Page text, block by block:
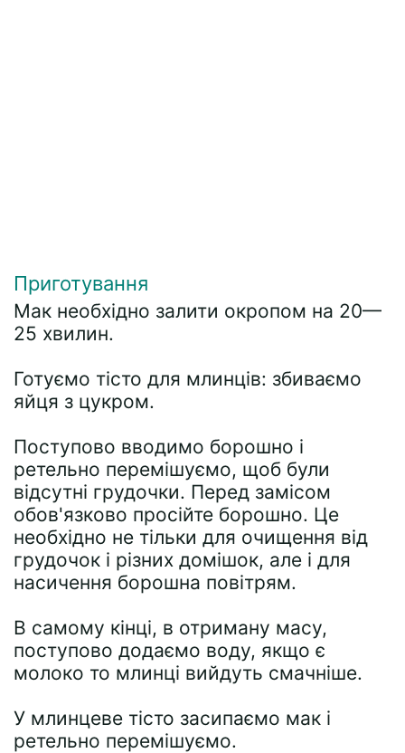
Приготування
Мак необхідно залити окропом на 20—
25 хвилин.
Готуємо тісто для млинців: збиваємо
яйця з цукром.
Поступово вводимо борошно і
ретельно перемішуємо, щоб були
відсутні грудочки. Перед замісом
обов'язково просійте борошно. Це
необхідно не тільки для очищення від
грудочок і різних домішок, але і для
насичення борошна повітрям.
В самому кінці, в отриману масу,
поступово додаємо воду, якщо є
молоко то млинці вийдуть смачніше.
У млинцеве тісто засипаємо мак і
ретельно перемішуємо.